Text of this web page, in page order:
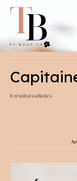
8 résultats affichésTrié